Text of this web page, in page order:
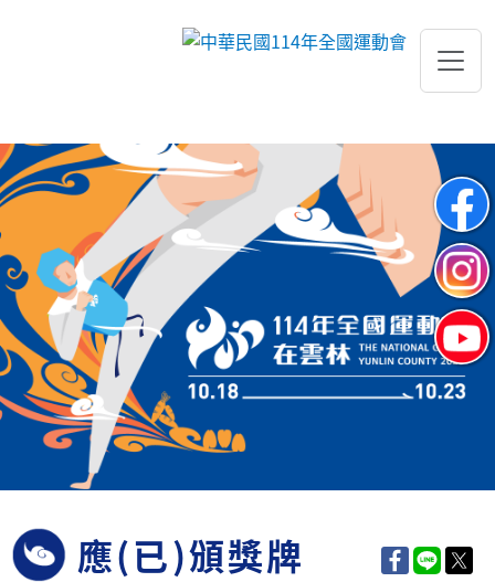
跳到主要內容
應(已)頒獎牌